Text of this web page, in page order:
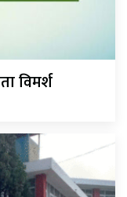
विमर्श